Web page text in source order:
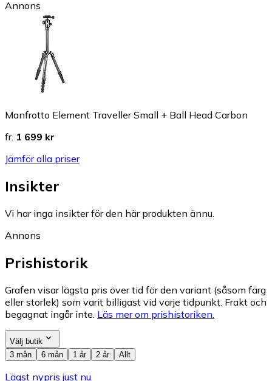
Annons
Manfrotto Element Traveller Small + Ball Head Carbon
fr. 1 699 kr
Jämför alla priser
Insikter
Vi har inga insikter för den här produkten ännu.
Annons
Prishistorik
Grafen visar lägsta pris över tid för den variant (såsom färg
eller storlek) som varit billigast vid varje tidpunkt. Frakt och
begagnat ingår inte. Läs mer om prishistoriken.
Välj butik
3 mån
6 mån 1 år 2 år Allt
Lägst nypris just nu